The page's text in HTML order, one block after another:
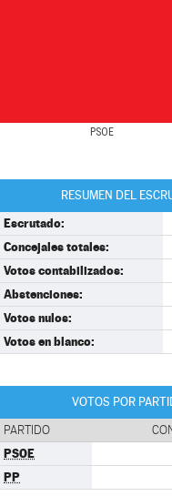
PSOE
RESUMEN DEL
Escrutado:
Concejales totales:
Votos contabilizados:
Abstenciones:
Votos nulos:
Votos en blanco:
VOTOS POR
PARTIDO
PSOE
PP